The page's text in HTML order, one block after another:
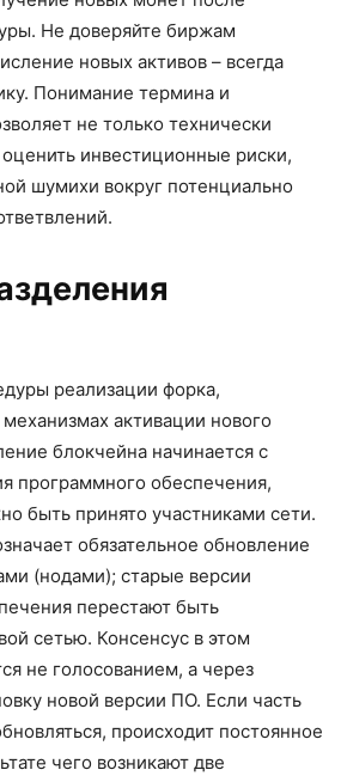
Не доверяйте биржам
новых активов – всегда
Понимание термина и
не только технически
оценить инвестиционные риски,
шумихи вокруг потенциально
реализации форка,
активации нового
блокчейна начинается с
программного обеспечения,
быть принято участниками сети.
обязательное обновление
(нодами); старые версии
перестают быть
сетью. Консенсус в этом
не голосованием, а через
новой версии ПО. Если часть
происходит постоянное
чего возникают две